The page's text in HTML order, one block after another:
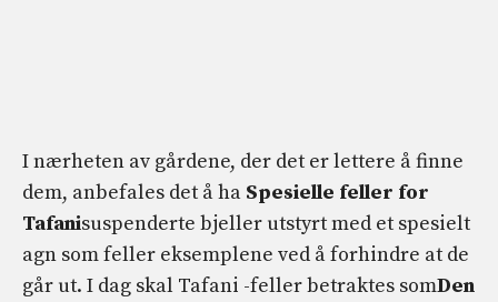
I nærheten av gårdene, der det er lettere å finne
dem, anbefales det å ha Spesielle feller for
Tafanisuspenderte bjeller utstyrt med et spesielt
agn som feller eksemplene ved å forhindre at de
går ut. I dag skal Tafani -feller betraktes somDen